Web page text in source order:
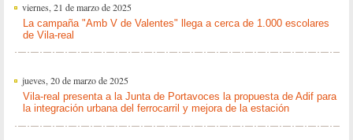
viernes, 21 de marzo de 2025
La campaña "Amb V de Valentes" llega a cerca de 1.000 escolares
de Vila-real
jueves, 20 de marzo de 2025
Vila-real presenta a la Junta de Portavoces la propuesta de Adif para
la integración urbana del ferrocarril y mejora de la estación